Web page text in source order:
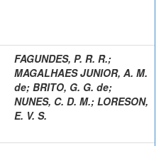
FAGUNDES, P. R. R.;
MAGALHAES JUNIOR, A. M.
de; BRITO, G. G. de;
NUNES, C. D. M.; LORESON,
E. V. S.